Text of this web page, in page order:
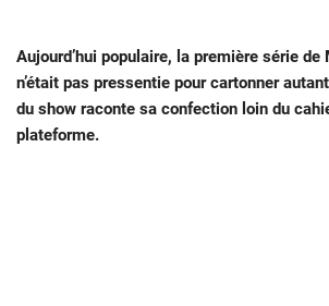
Aujourd’hui populaire, la première série de
n’était pas pressentie pour cartonner
du show raconte sa confection loin du
plateforme.